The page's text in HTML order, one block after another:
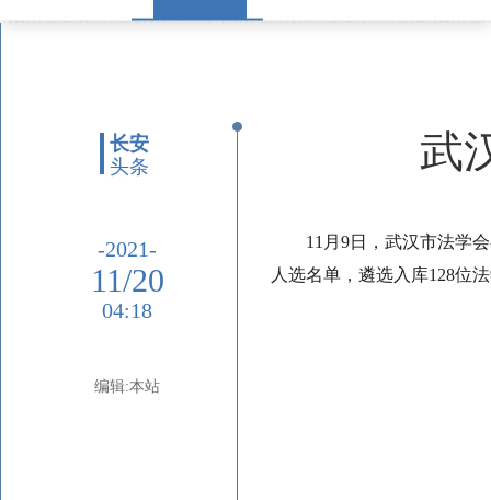
长安
头条
-2021-
11/20
04:18
编辑:本站
武
11月9日，武汉市法学
人选名单，遴选入库128位